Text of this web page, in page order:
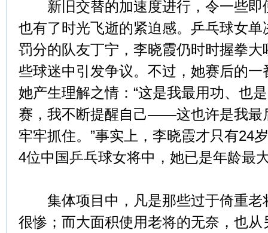
新旧交替的加速度进行，令一些即
也有了时光飞逝的紧迫感。乒乓球女
罚分的队友丁宁，李晓霞仍时时握拳
些球迷中引发争议。不过，她赛后的
她产生理解之情：“这是我最用功、也
赛，我不断提醒自己——这也许是我最
牢牢抓住。”事实上，李晓霞才只有24
4位中国乒乓球女将中，她已是年龄最
集体项目中，凡是那些过于倚重老
很惨；而大面积使用老将的无奈，也